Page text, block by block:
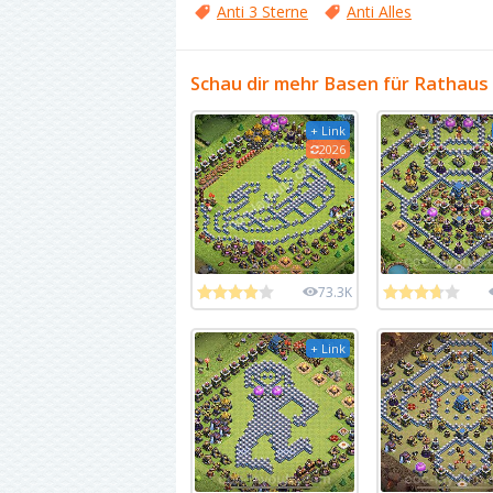
Anti 3 Sterne Anti Alles
Schau dir mehr Basen für Rathaus
+ Link
2026
73.3K
+ Link